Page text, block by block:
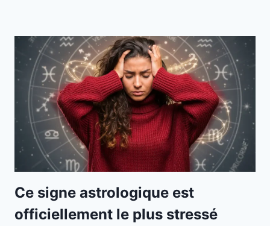
Ce signe astrologique est
officiellement le plus stressé